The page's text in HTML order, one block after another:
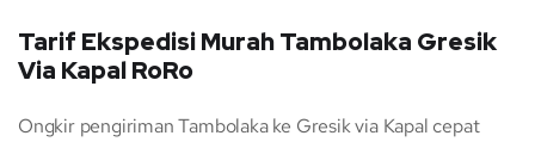
Tarif Ekspedisi Murah Tambolaka Gresik
Via Kapal RoRo
Ongkir pengiriman Tambolaka ke Gresik via Kapal cepat